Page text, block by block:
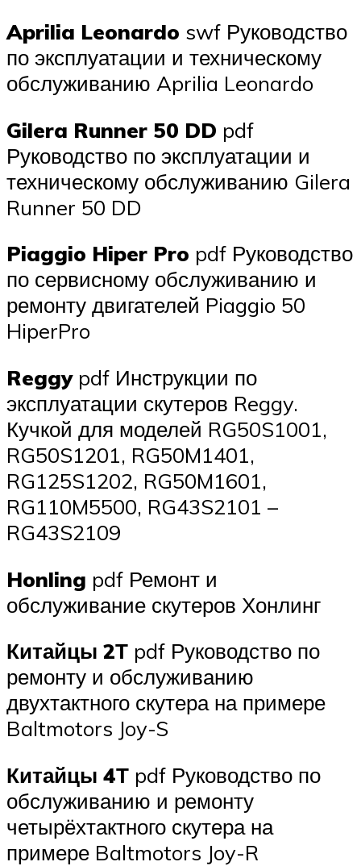
Aprilia Leonardo swf Руководство
по эксплуатации и техническому
обслуживанию Aprilia Leonardo
Gilera Runner 50 DD pdf
Руководство по эксплуатации и
техническому обслуживанию Gilera
Runner 50 DD
Piaggio Hiper Pro pdf Руководство
по сервисному обслуживанию и
ремонту двигателей Piaggio 50
HiperPro
Reggypdf Инструкции по
эксплуатации скутеров Reggy.
Кучкой для моделей RG50S1001,
RG50S1201, RG50M1401,
RG125S1202, RG50M1601,
RG110M5500, RG43S2101 –
RG43S2109
Honling pdf Ремонт и
обслуживание скутеров Хонлинг
Китайцы 2Т pdf Руководство по
ремонту и обслуживанию
двухтактного скутера на примере
Baltmotors Joy-S
Китайцы 4Т pdf Руководство по
обслуживанию и ремонту
четырёхтактного скутера на
примере Baltmotors Joy-R